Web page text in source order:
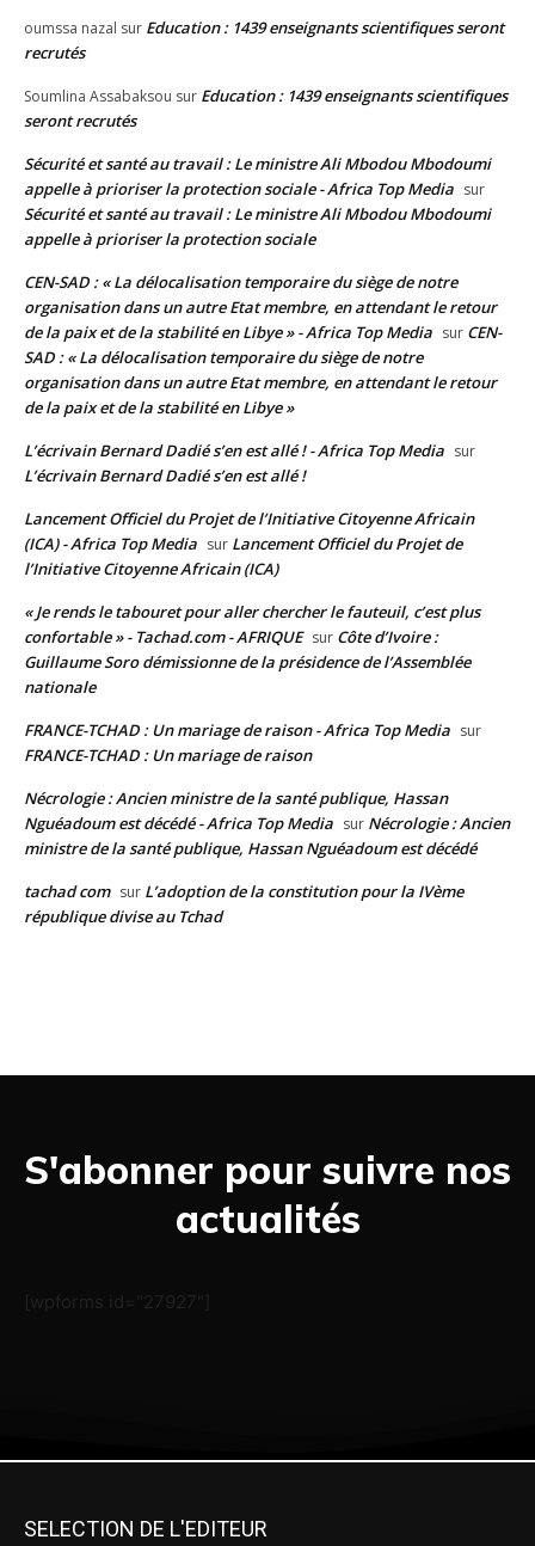
oumssa nazal sur Education : 1439 enseignants scientifiques seront
recrutés
Soumlina Assabaksou sur Education : 1439 enseignants scientifiques
seront recrutés
Sécurité et santé au travail : Le ministre Ali Mbodou Mbodoumi
appelle à prioriser la protection sociale - Africa Top Media sur
Sécurité et santé au travail : Le ministre Ali Mbodou Mbodoumi
appelle à prioriser la protection sociale
CEN-SAD : « La délocalisation temporaire du siège de notre
organisation dans un autre Etat membre, en attendant le retour
de la paix et de la stabilité en Libye » - Africa Top Media sur CEN-
SAD : « La délocalisation temporaire du siège de notre
organisation dans un autre Etat membre, en attendant le retour
de la paix et de la stabilité en Libye »
L’écrivain Bernard Dadié s’en est allé ! - Africa Top Media sur
L’écrivain Bernard Dadié s’en est allé !
Lancement Officiel du Projet de l’Initiative Citoyenne Africain
(ICA) - Africa Top Media sur Lancement Officiel du Projet de
l’Initiative Citoyenne Africain (ICA)
« Je rends le tabouret pour aller chercher le fauteuil, c’est plus
confortable » - Tachad.com - AFRIQUE sur Côte d’Ivoire :
Guillaume Soro démissionne de la présidence de l’Assemblée
nationale
FRANCE-TCHAD : Un mariage de raison - Africa Top Media sur
FRANCE-TCHAD : Un mariage de raison
Nécrologie : Ancien ministre de la santé publique, Hassan
Nguéadoum est décédé - Africa Top Media sur Nécrologie : Ancien
ministre de la santé publique, Hassan Nguéadoum est décédé
tachad com sur L’adoption de la constitution pour la IVème
république divise au Tchad
S'abonner pour suivre nos
actualités
[wpforms id="27927"]
SELECTION DE L'EDITEUR